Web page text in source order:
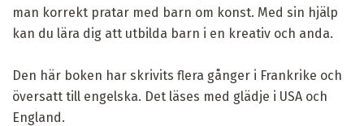
man korrekt pratar med barn om konst. Med sin hjälp
kan du lära dig att utbilda barn i en kreativ och anda.
Den här boken har skrivits flera gånger i Frankrike och
översatt till engelska. Det läses med glädje i USA och
England.